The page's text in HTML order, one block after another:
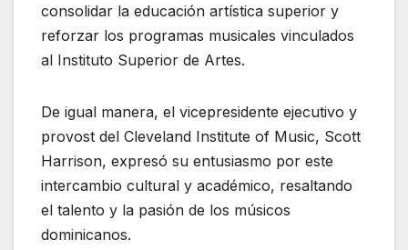
consolidar la educación artística superior y
reforzar los programas musicales vinculados
al Instituto Superior de Artes.
De igual manera, el vicepresidente ejecutivo y
provost del Cleveland Institute of Music, Scott
Harrison, expresó su entusiasmo por este
intercambio cultural y académico, resaltando
el talento y la pasión de los músicos
dominicanos.